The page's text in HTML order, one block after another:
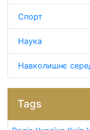
Спорт
Наука
Навколишнє
Tags